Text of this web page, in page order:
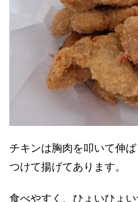
チキンは胸肉を叩いて伸
つけて揚げてあります。
食べやすく、ひょいひょ